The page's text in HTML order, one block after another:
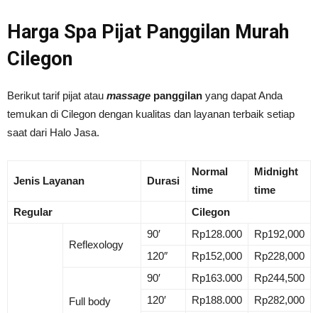
Harga Spa Pijat Panggilan Murah
Cilegon
Berikut tarif pijat atau massage panggilan yang dapat Anda
temukan di Cilegon dengan kualitas dan layanan terbaik setiap
saat dari Halo Jasa.
Jenis Layanan Durasi
Normal
time
Midnight
time
Regular
Cilegon
Reflexology
90′ Rp128.000
Rp192,000
120″
Rp152,000 Rp228,000
Full body
90′ Rp163.000
Rp244,500
120′
Rp188.000
Rp282,000